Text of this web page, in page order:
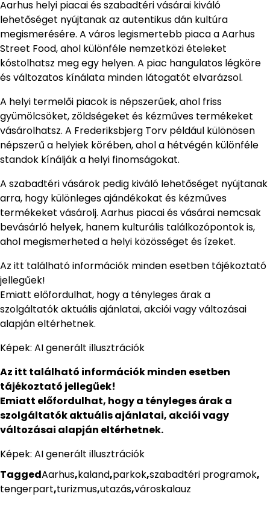
Aarhus helyi piacai és szabadtéri vásárai kiváló
lehetőséget nyújtanak az autentikus dán kultúra
megismerésére. A város legismertebb piaca a Aarhus
Street Food, ahol különféle nemzetközi ételeket
kóstolhatsz meg egy helyen. A piac hangulatos légköre
és változatos kínálata minden látogatót elvarázsol.
A helyi termelői piacok is népszerűek, ahol friss
gyümölcsöket, zöldségeket és kézműves termékeket
vásárolhatsz. A Frederiksbjerg Torv például különösen
népszerű a helyiek körében, ahol a hétvégén különféle
standok kínálják a helyi finomságokat.
A szabadtéri vásárok pedig kiváló lehetőséget nyújtanak
arra, hogy különleges ajándékokat és kézműves
termékeket vásárolj. Aarhus piacai és vásárai nemcsak
bevásárló helyek, hanem kulturális találkozópontok is,
ahol megismerheted a helyi közösséget és ízeket.
Az itt található információk minden esetben tájékoztató
jellegűek!
Emiatt előfordulhat, hogy a tényleges árak a
szolgáltatók aktuális ajánlatai, akciói vagy változásai
alapján eltérhetnek.
Képek: AI generált illusztrációk
Az itt található információk minden esetben
tájékoztató jellegűek!
Emiatt előfordulhat, hogy a tényleges árak a
szolgáltatók aktuális ajánlatai, akciói vagy
változásai alapján eltérhetnek.
Képek: AI generált illusztrációk
TaggedAarhus,kaland,parkok,szabadtéri programok,
tengerpart,turizmus,utazás,városkalauz